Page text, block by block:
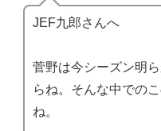
JEF九郎さんへ
菅野は今シーズン明
らね。そんな中での
ね。